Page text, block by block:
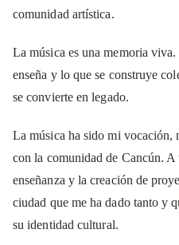
comunidad artística.
La música es una memoria
enseña y lo que se construye
se convierte en legado.
La música ha sido mi
con la comunidad de Cancún.
enseñanza y la creación de
ciudad que me ha dado tanto y
su identidad cultural.